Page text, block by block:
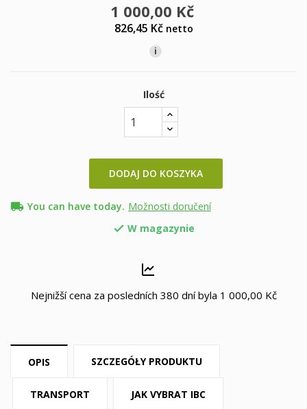
1 000,00 Kč
826,45 Kč netto
i
Ilość
DODAJ DO KOSZYKA
local_shipping You can have today. Možnosti doručení
 W magazynie
Nejnižší cena za posledních 380 dní byla 1 000,00 Kč
OPIS SZCZEGÓŁY PRODUKTU
TRANSPORT JAK VYBRAT IBC